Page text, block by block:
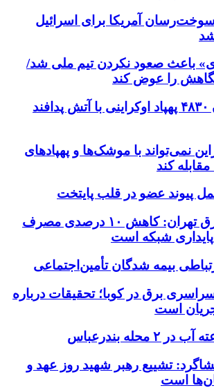
سوخت‌رسان آمریکا برای اسرائیل
باعث صعود نکردن تیم ملی شد/
را عوض کند
ساقط شدن ۴۸۳۰ پهپاد اوکراینی با آتش پدافند
نمی‌تواند با موشک‌ها و پهپادهای
کند
پیوند عضو در قلب پایتخت
مدیرعامل برق تهران: کاهش ۱۰ درصدی مصرف
شبکه است
برق در کوبا؛ تحقیقات درباره
است
تشییع رهبر شهید روز عهد و
است